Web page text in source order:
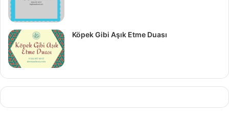
Köpek Gibi Aşık Etme Duası